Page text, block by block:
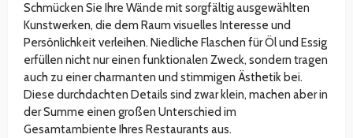
Schmücken Sie Ihre Wände mit sorgfältig ausgewählten
Kunstwerken, die dem Raum visuelles Interesse und
Persönlichkeit verleihen. Niedliche Flaschen für Öl und Essig
erfüllen nicht nur einen funktionalen Zweck, sondern tragen
auch zu einer charmanten und stimmigen Ästhetik bei.
Diese durchdachten Details sind zwar klein, machen aber in
der Summe einen großen Unterschied im
Gesamtambiente Ihres Restaurants aus.